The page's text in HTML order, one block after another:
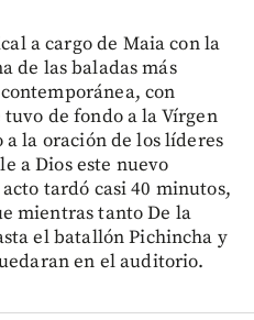
a cargo de Maia con la
de las baladas más
con
tuvo de fondo a la Vírgen
a la oración de los líderes
a Dios este nuevo
tardó casi 40 minutos,
mientras tanto De la
el batallón Pichincha y
en el auditorio.